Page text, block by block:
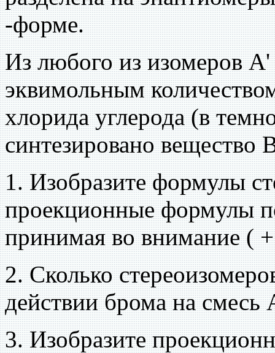
-форме.
Из любого из изомеров
эквимольным
хлорида углерода (в
синтезировано вещество
1. Изобразите формулы
проекционные формулы
принимая во внимание (
2. Сколько
действии брома на
3. Изобразите